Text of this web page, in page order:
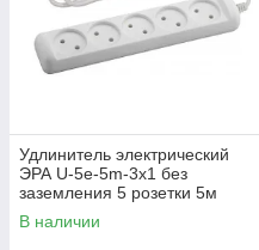
Удлинитель электрический
ЭРА U-5e-5m-3x1 без
заземления 5 розетки 5м
ПВС 3x1мм2 16А
В наличии